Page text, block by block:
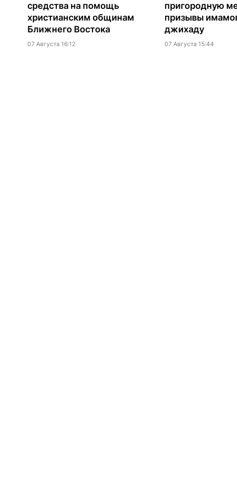
средства на помощь
христианским общинам
Ближнего Востока
07 Августа 16:12
пригородную
призывы
джихаду
07 Августа 15:44